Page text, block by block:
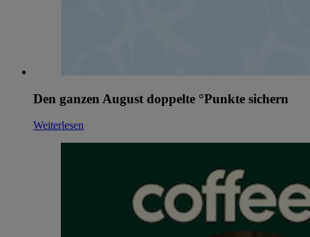
Den ganzen August doppelte °Punkte sichern
Weiterlesen